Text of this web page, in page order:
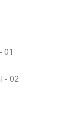
01
- 02